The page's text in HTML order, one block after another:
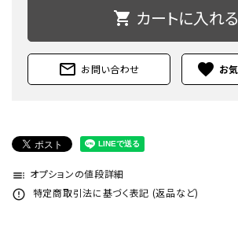
shopping_cart カートに入れる
mail_outline お問い合わせ favorite
toc オプションの値段詳細
error_outline 特定商取引法に基づく表記 (返品など)